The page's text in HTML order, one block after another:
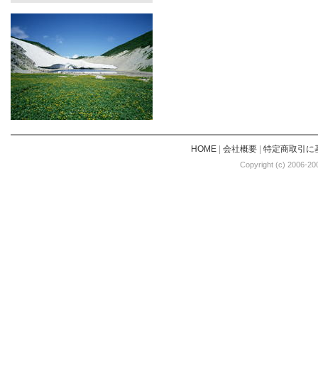
HOME| 会社概要| 特定商取引に
Copyright (c) 2006-